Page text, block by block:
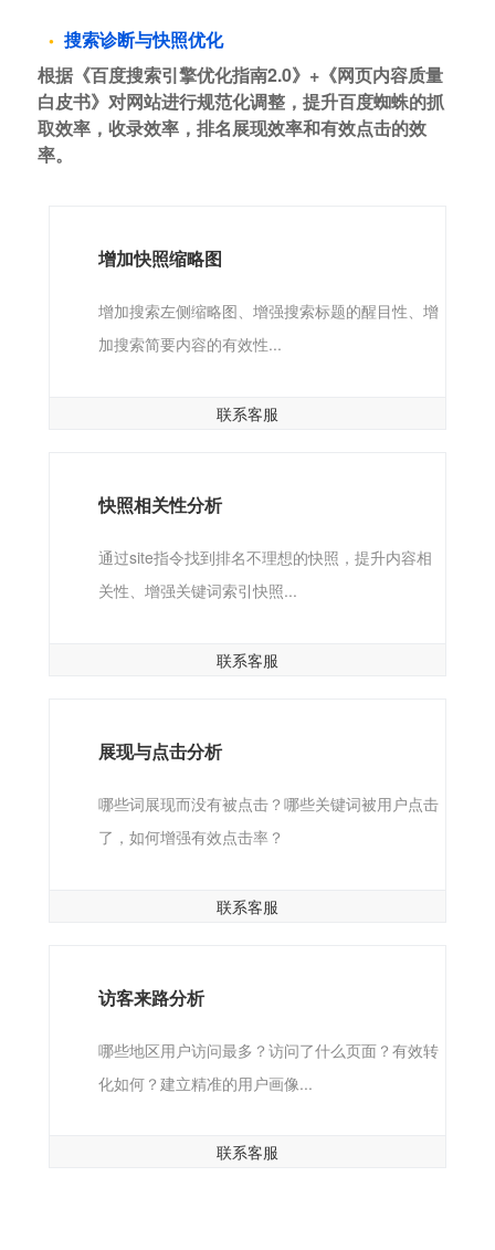
搜索诊断与快照优化
根据《百度搜索引擎优化指南2.0》+《网页内容质量
白皮书》对网站进行规范化调整，提升百度蜘蛛的抓
取效率，收录效率，排名展现效率和有效点击的效
率。
增加快照缩略图
增加搜索左侧缩略图、增强搜索标题的醒目性、增
加搜索简要内容的有效性...
联系客服
快照相关性分析
通过site指令找到排名不理想的快照，提升内容相
关性、增强关键词索引快照...
联系客服
展现与点击分析
哪些词展现而没有被点击？哪些关键词被用户点击
了，如何增强有效点击率？
联系客服
访客来路分析
哪些地区用户访问最多？访问了什么页面？有效转
化如何？建立精准的用户画像...
联系客服